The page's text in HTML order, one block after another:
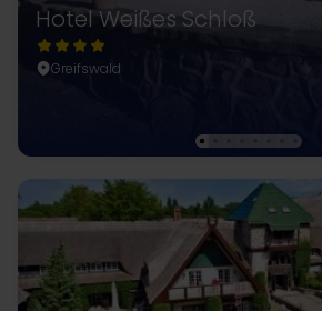
Hotel Weißes Schloß
Greifswald